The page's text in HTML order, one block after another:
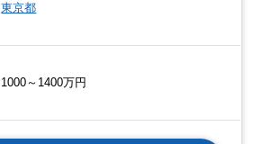
東京都
1000～1400万円